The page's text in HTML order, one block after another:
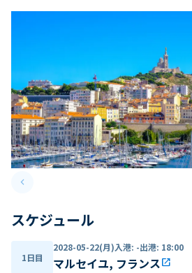
keyboard_arrow_leftPrevious slide
スケジュール
1日目
2028-05-22(月)入港: -出港: 18:00
マルセイユ, フランスopen_in_new